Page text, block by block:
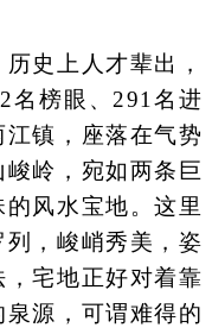
史上人才辈出，
名榜眼、291名进
镇，座落在气势
岭，宛如两条巨
风水宝地。这里
，峻峭秀美，姿
宅地正好对着靠
源，可谓难得的